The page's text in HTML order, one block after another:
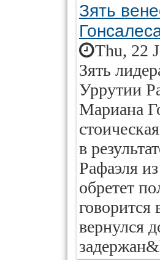
Зять
Thu, 22
Зять
Уррутии
Мариана
в
Рафаэля
обретет
вернулся